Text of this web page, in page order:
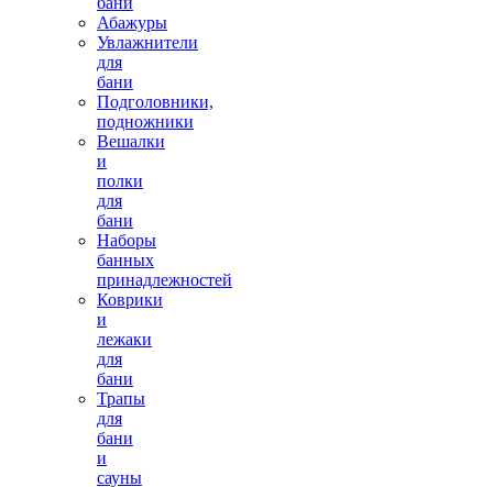
Абажуры
Увлажнители
для
бани
Подголовники,
подножники
Вешалки
и
полки
для
бани
Наборы
банных
принадлежностей
Коврики
и
лежаки
для
бани
Трапы
для
бани
и
сауны